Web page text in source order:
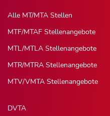
Alle MT/MTA Stellen
MTF/MTAF Stellenangebote
MTL/MTLA Stellenangebote
MTR/MTRA Stellenangebote
MTV/VMTA Stellenangebote
DVTA